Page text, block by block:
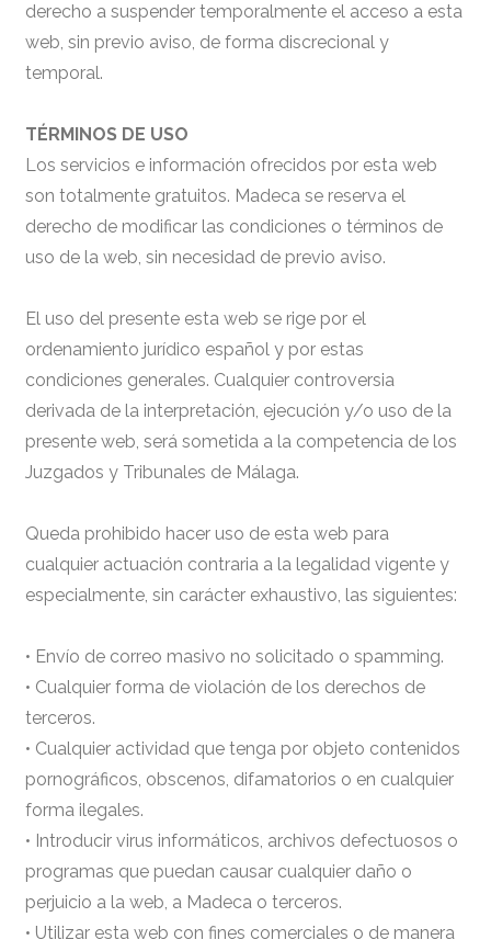
derecho a suspender temporalmente el acceso a esta
web, sin previo aviso, de forma discrecional y
temporal.
TÉRMINOS DE USO
Los servicios e información ofrecidos por esta web
son totalmente gratuitos. Madeca se reserva el
derecho de modificar las condiciones o términos de
uso de la web, sin necesidad de previo aviso.
El uso del presente esta web se rige por el
ordenamiento jurídico español y por estas
condiciones generales. Cualquier controversia
derivada de la interpretación, ejecución y/o uso de la
presente web, será sometida a la competencia de los
Juzgados y Tribunales de Málaga.
Queda prohibido hacer uso de esta web para
cualquier actuación contraria a la legalidad vigente y
especialmente, sin carácter exhaustivo, las siguientes:
• Envío de correo masivo no solicitado o spamming.
• Cualquier forma de violación de los derechos de
terceros.
• Cualquier actividad que tenga por objeto contenidos
pornográficos, obscenos, difamatorios o en cualquier
forma ilegales.
• Introducir virus informáticos, archivos defectuosos o
programas que puedan causar cualquier daño o
perjuicio a la web, a Madeca o terceros.
• Utilizar esta web con fines comerciales o de manera